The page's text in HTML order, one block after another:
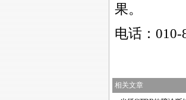
果。
电话：
相关文章